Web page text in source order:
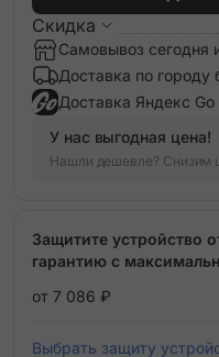
Скидка
Самовывоз сегодня
Доставка по городу
Доставка Яндекс Go
У нас выгодная цена!
Нашли дешевле? Снизим
Защитите устройство
гарантию с
от 7 086 ₽
Выбрать защиту